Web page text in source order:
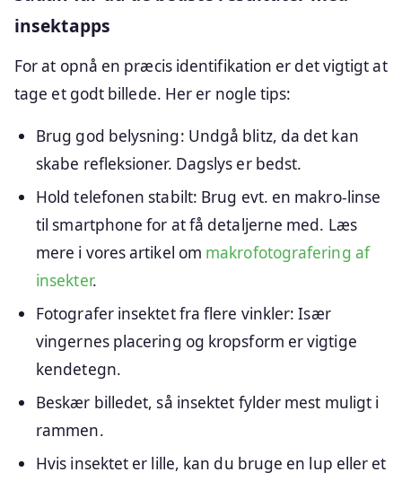
insektapps
For at opnå en præcis identifikation er det vigtigt at
tage et godt billede. Her er nogle tips:
Brug god belysning: Undgå blitz, da det kan
skabe refleksioner. Dagslys er bedst.
Hold telefonen stabilt: Brug evt. en makro-linse
til smartphone for at få detaljerne med. Læs
mere i vores artikel om makrofotografering af
insekter.
Fotografer insektet fra flere vinkler: Især
vingernes placering og kropsform er vigtige
kendetegn.
Beskær billedet, så insektet fylder mest muligt i
rammen.
Hvis insektet er lille, kan du bruge en lup eller et